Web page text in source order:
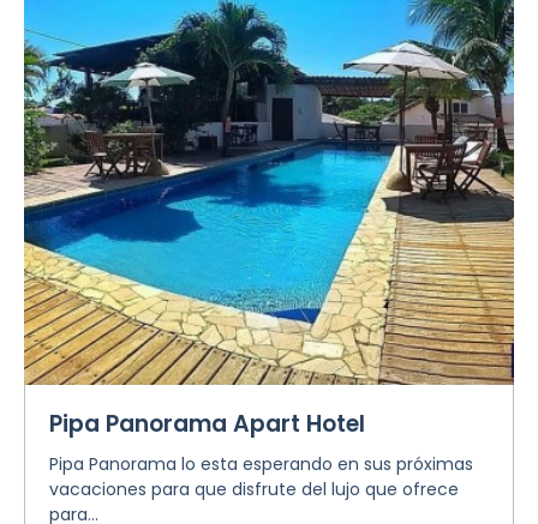
Pipa Panorama Apart Hotel
Pipa Panorama lo esta esperando en sus próximas
vacaciones para que disfrute del lujo que ofrece
para...